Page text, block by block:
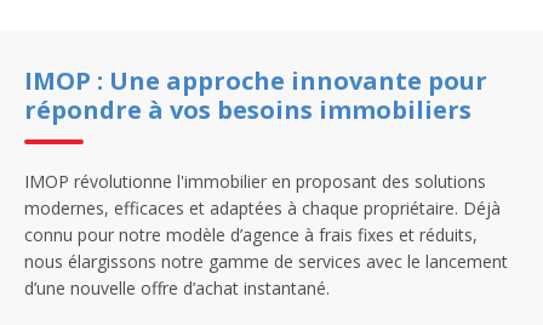
IMOP : Une approche innovante pour
répondre à vos besoins immobiliers
IMOP révolutionne l'immobilier en proposant des solutions
modernes, efficaces et adaptées à chaque propriétaire. Déjà
connu pour notre modèle d’agence à frais fixes et réduits,
nous élargissons notre gamme de services avec le lancement
d’une nouvelle offre d’achat instantané.